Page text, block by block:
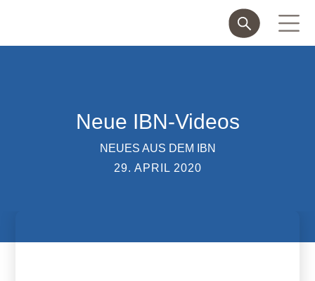
Neue IBN-Videos
NEUES AUS DEM IBN
29. APRIL 2020